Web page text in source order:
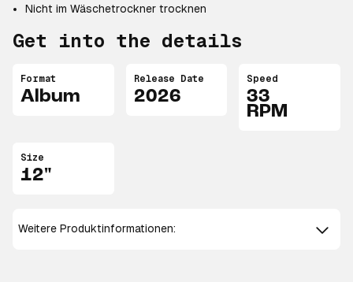
Nicht im Wäschetrockner trocknen
Get into the details
Format
Album
Release Date
2026
Speed
33
RPM
Size
12"
Weitere Produktinformationen: